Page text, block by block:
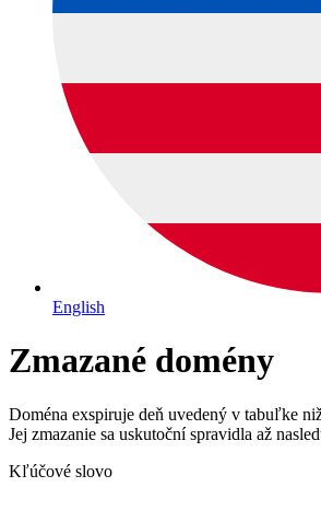
English
Zmazané domény
Doména exspiruje deň uvedený v tabuľke
Jej zmazanie sa uskutoční spravidla až
Kľúčové slovo